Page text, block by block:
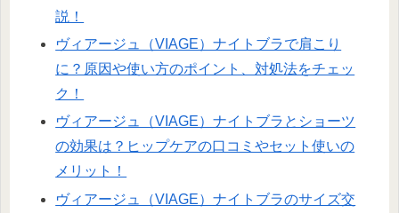
説！
ヴィアージュ（VIAGE）ナイトブラで肩こり
に？原因や使い方のポイント、対処法をチェッ
ク！
ヴィアージュ（VIAGE）ナイトブラとショーツ
の効果は？ヒップケアの口コミやセット使いの
メリット！
ヴィアージュ（VIAGE）ナイトブラのサイズ交